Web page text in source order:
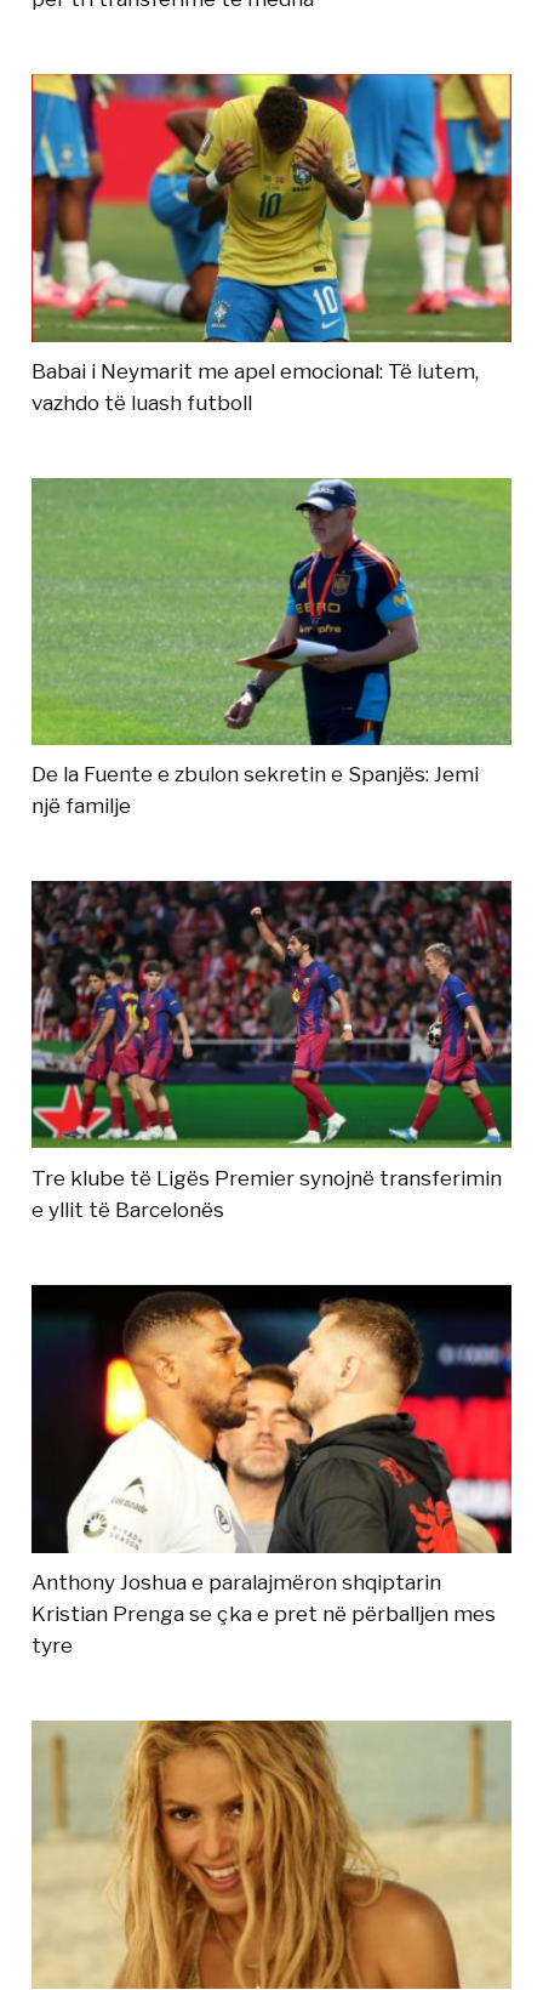
Babai i Neymarit me apel emocional: Të lutem,
vazhdo të luash futboll
De la Fuente e zbulon sekretin e Spanjës: Jemi
një familje
Tre klube të Ligës Premier synojnë transferimin
e yllit të Barcelonës
Anthony Joshua e paralajmëron shqiptarin
Kristian Prenga se çka e pret në përballjen mes
tyre